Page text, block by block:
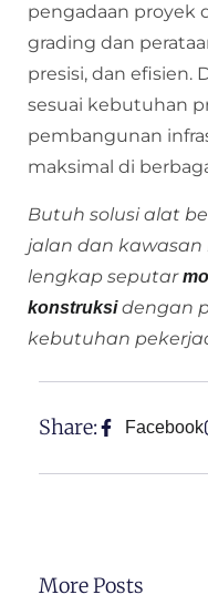
pengadaan proyek
grading dan
presisi, dan efisien.
sesuai kebutuhan
pembangunan
maksimal di
Butuh solusi alat
jalan dan kawasan
lengkap seputar
konstruksidengan
kebutuhan
Share: Facebook
More Posts